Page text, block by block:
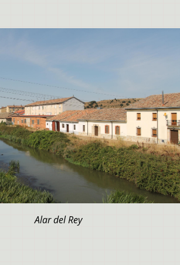
Alar del Rey